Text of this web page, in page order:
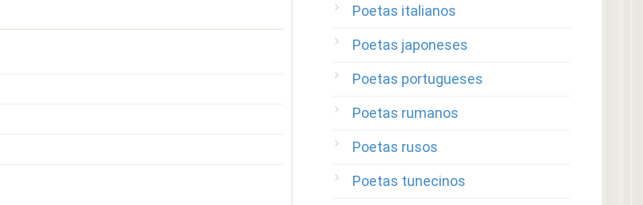
Poetas italianos
Poetas japoneses
Poetas portugueses
Poetas rumanos
Poetas rusos
Poetas tunecinos